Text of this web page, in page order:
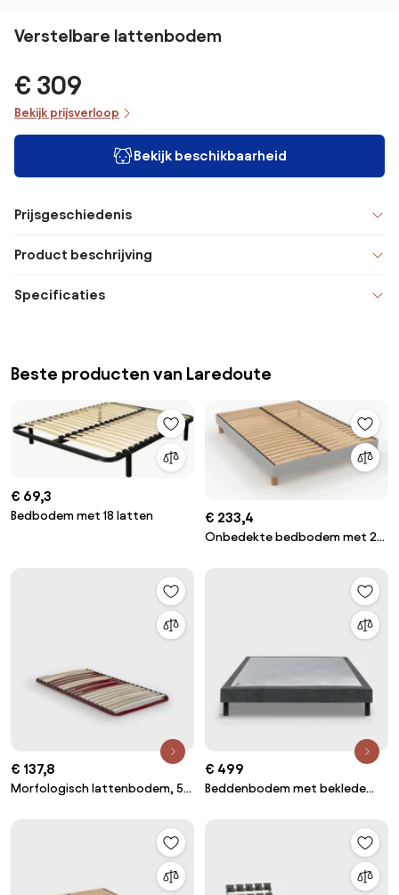
Verstelbare lattenbodem
€ 309
Bekijk prijsverloop
Bekijk beschikbaarheid
Prijsgeschiedenis
Product beschrijving
Specificaties
Beste producten van Laredoute
€ 69,3
Bedbodem met 18 latten € 233,4
Onbedekte bedbodem met 22
€ 137,8
Morfologisch lattenbodem, 5
€ 499
Beddenbodem met beklede